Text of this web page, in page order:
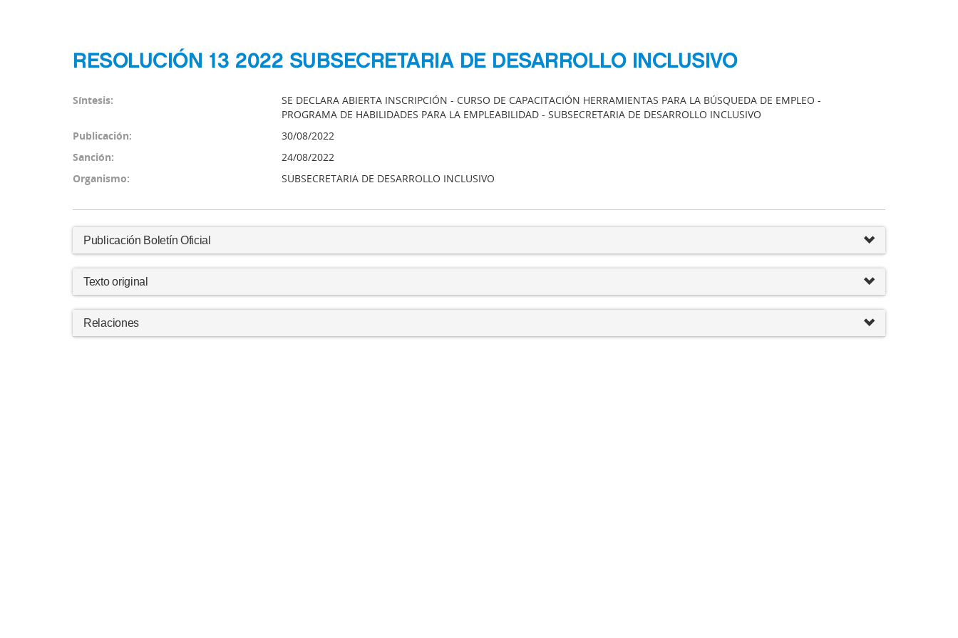
RESOLUCIÓN 13 2022 SUBSECRETARIA DE DESARROLLO INCLUSIVO
Síntesis:
SE DECLARA ABIERTA INSCRIPCIÓN - CURSO DE CAPACITACIÓN HERRAMIENTAS PARA LA BÚSQUEDA DE EMPLEO -
PROGRAMA DE HABILIDADES PARA LA EMPLEABILIDAD - SUBSECRETARIA DE DESARROLLO INCLUSIVO
Publicación:
30/08/2022
Sanción:
24/08/2022
Organismo:
SUBSECRETARIA DE DESARROLLO INCLUSIVO
Publicación Boletín Oficial
Texto original
Relaciones